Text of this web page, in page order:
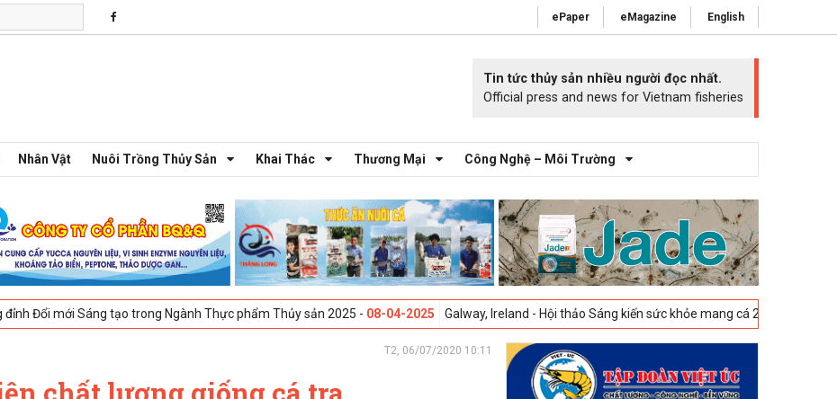
ePaper eMagazine English
Tin tức thủy sản nhiều người đọc nhất.
Official press and news for Vietnam fisheries
Nhân Vật Nuôi Trồng Thủy Sản Khai Thác Thương Mại Công Nghệ – Môi Trường
tạo trong Ngành Thực phẩm Thủy sản 2025 -08-04-2025 Galway, Ireland - Hội thảo Sáng kiến sức khỏe mang cá 2025 -23-04-2025
T2, 06/07/2020 10:11